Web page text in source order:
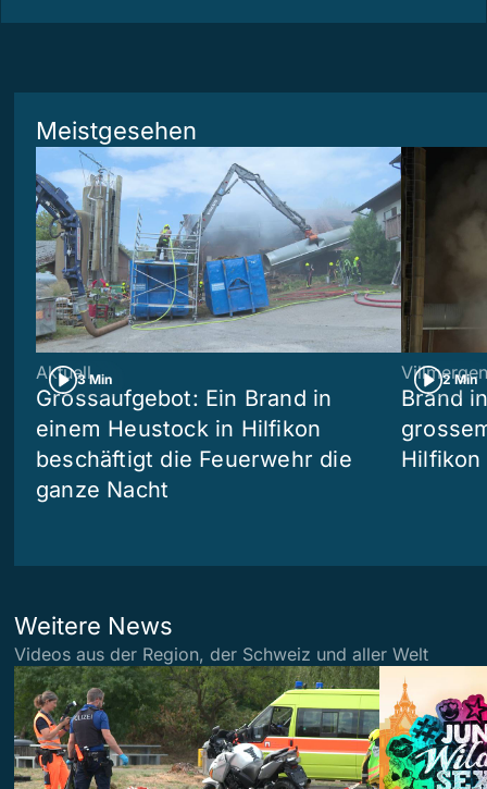
Meistgesehen
3 Min
Aktuell
Grossaufgebot: Ein Brand in
einem Heustock in Hilfikon
beschäftigt die Feuerwehr die
ganze Nacht
2 Min
Villmergen
Brand
Hilfikon
Weitere News
Videos aus der Region, der Schweiz und aller Welt